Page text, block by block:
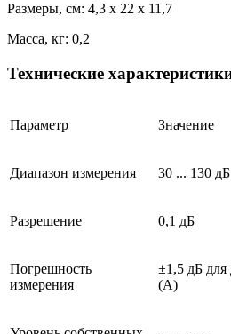
Размеры, см: 4,3 x 22 x 11,7
Масса, кг: 0,2
Технические
Параметр Значение
Диапазон измерения 30 ... 130
Разрешение 0,1 дБ
Погрешность
измерения
±1,5 дБ для
(A)